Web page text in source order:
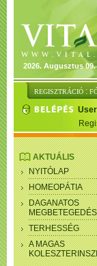
2026. Augusztus
REGISZTRÁCIÓ :
AKTUÁLIS
NYITÓLAP
HOMEOPÁTIA
DAGANATOS
TERHESSÉG
A MAGAS